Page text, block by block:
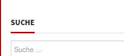
SUCHE
Suche: